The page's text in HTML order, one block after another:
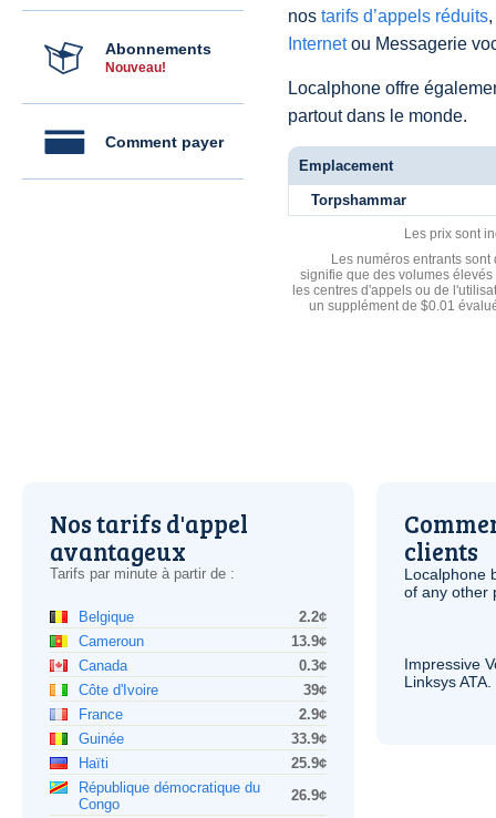
Abonnements
Nouveau!
Comment payer
nos tarifs d’appels réduits
Internetou Messagerie
Localphone offre
partout dans le monde.
Emplacement
Torpshammar
Les prix sont
Les numéros entrants
signifie que des volumes
les centres d'appels ou de
un supplément de $0.01
Nos tarifs d'appel
avantageux
Tarifs par minute à partir de :
Belgique
2.2¢
Cameroun
13.9¢
Canada
0.3¢
Côte d'Ivoire
39¢
France
2.9¢
Guinée
33.9¢
Haïti
25.9¢
République démocratique du
Congo
26.9¢
clients
Localphone
of any other
Impressive
LinksysATA